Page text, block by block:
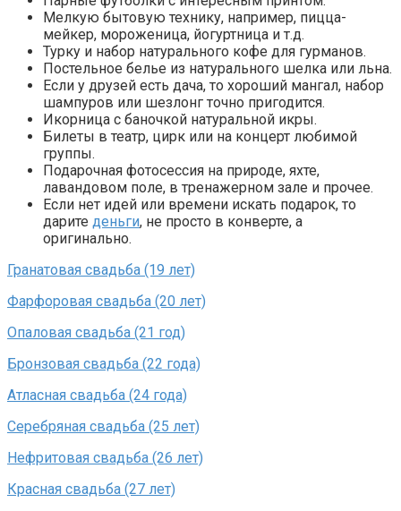
Мелкую бытовую технику, например, пицца-
мейкер, мороженица, йогуртница и т.д.
Турку и набор натурального кофе для гурманов.
Постельное белье из натурального шелка или льна.
Если у друзей есть дача, то хороший мангал, набор
шампуров или шезлонг точно пригодится.
Икорница с баночкой натуральной икры.
Билеты в театр, цирк или на концерт любимой
группы.
Подарочная фотосессия на природе, яхте,
лавандовом поле, в тренажерном зале и прочее.
Если нет идей или времени искать подарок, то
дарите деньги, не просто в конверте, а
оригинально.
Гранатовая свадьба (19 лет)
Фарфоровая свадьба (20 лет)
Опаловая свадьба (21 год)
Бронзовая свадьба (22 года)
Атласная свадьба (24 года)
Серебряная свадьба (25 лет)
Нефритовая свадьба (26 лет)
Красная свадьба (27 лет)